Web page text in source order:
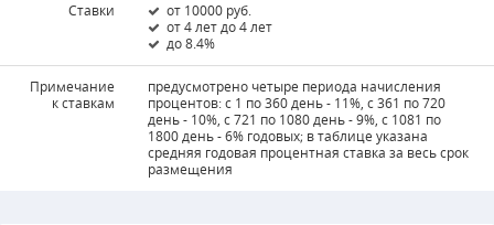
Ставки
от 10000 руб.
от 4 лет до 4 лет
до 8.4%
Примечание
к ставкам
предусмотрено четыре периода начисления
процентов: с 1 по 360 день - 11%, с 361 по 720
день - 10%, с 721 по 1080 день - 9%, с 1081 по
1800 день - 6% годовых; в таблице указана
средняя годовая процентная ставка за весь срок
размещения